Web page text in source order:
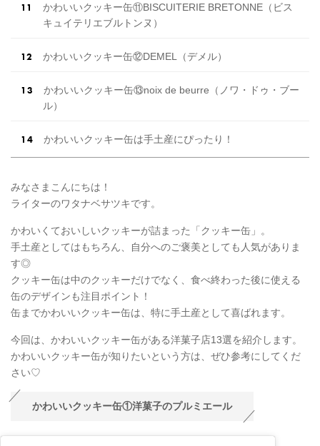
かわいいクッキー缶⑪BISCUITERIE BRETONNE（ビス
キュイテリエブルトンヌ）
かわいいクッキー缶⑫DEMEL（デメル）
かわいいクッキー缶⑬noix de beurre（ノワ・ドゥ・ブー
ル）
かわいいクッキー缶は手土産にぴったり！
みなさまこんにちは！
ライターのワタナベサツキです。
かわいくておいしいクッキーが詰まった「クッキー缶」。
手土産としてはもちろん、自分へのご褒美としても人気がありま
す◎
クッキー缶は中のクッキーだけでなく、食べ終わった後に使える
缶のデザインも注目ポイント！
缶までかわいいクッキー缶は、特に手土産として喜ばれます。
今回は、かわいいクッキー缶がある洋菓子店13選を紹介します。
かわいいクッキー缶が知りたいという方は、ぜひ参考にしてくだ
さい♡
かわいいクッキー缶①洋菓子のプルミエール